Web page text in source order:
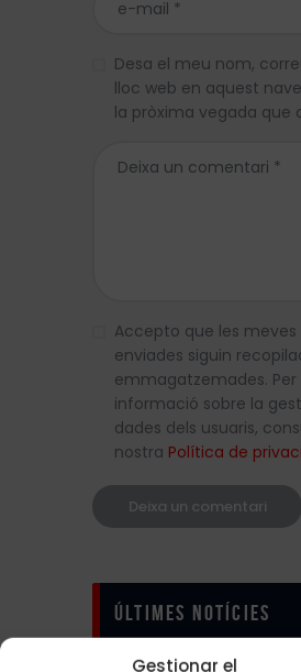
Gestionar el
Desa el meu nom,
lloc web en aquest
la pròxima vegada que
Accepto que les meves
enviades siguin
emmagatzemades.
informació sobre la
dades dels usuaris,
nostra Política de
Últimes notícies